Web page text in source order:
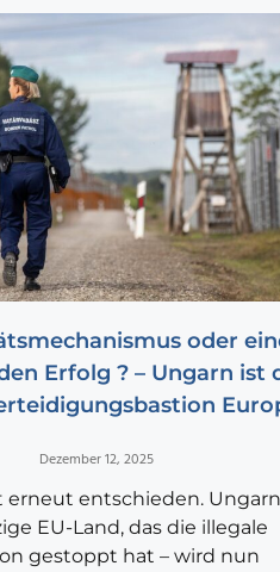
oder
Erfolg ? – Ungarn ist
Dezember 12, 2025
erneut entschieden.
EU-Land, das die illegale
gestoppt hat – wird nun